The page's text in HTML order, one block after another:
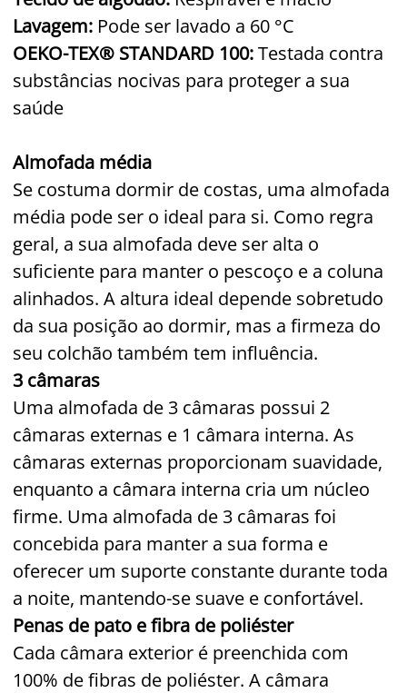
Lavagem: Pode ser lavado a 60 °C
OEKO-TEX® STANDARD 100:Testada contra
substâncias nocivas para proteger a sua
saúde
Almofada média
Se costuma dormir de costas, uma almofada
média pode ser o ideal para si. Como regra
geral, a sua almofada deve ser alta o
suficiente para manter o pescoço e a coluna
alinhados. A altura ideal depende sobretudo
da sua posição ao dormir, mas a firmeza do
seu colchão também tem influência.
3 câmaras
Uma almofada de 3 câmaras possui 2
câmaras externas e 1 câmara interna. As
câmaras externas proporcionam suavidade,
enquanto a câmara interna cria um núcleo
firme. Uma almofada de 3 câmaras foi
concebida para manter a sua forma e
oferecer um suporte constante durante toda
a noite, mantendo-se suave e confortável.
Penas de pato e fibra de poliéster
Cada câmara exterior é preenchida com
100% de fibras de poliéster. A câmara